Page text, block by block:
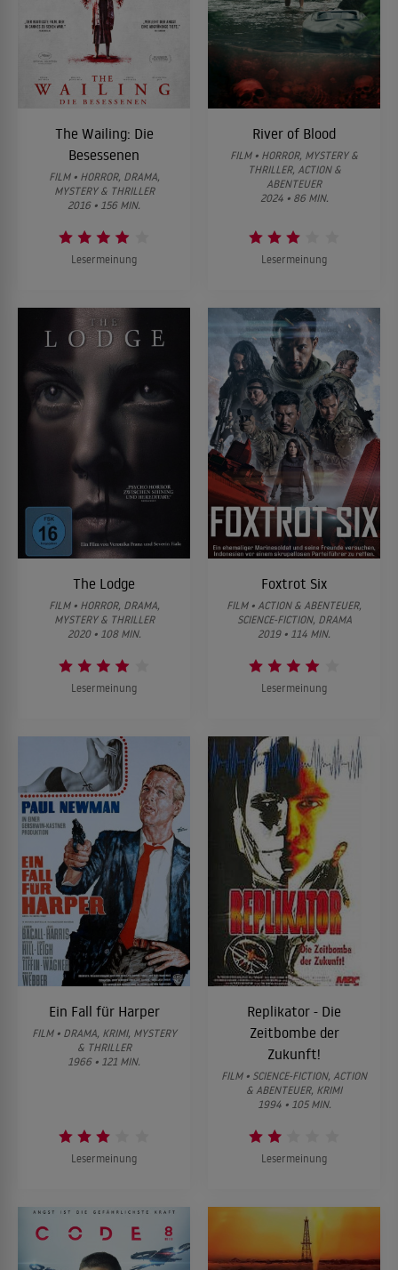
The Wailing: Die
Besessenen
FILM • HORROR, DRAMA,
MYSTERY & THRILLER
2016 • 156 MIN.
Lesermeinung
River of Blood
FILM • HORROR, MYSTERY &
THRILLER, ACTION &
ABENTEUER
2024 • 86 MIN.
Lesermeinung
The Lodge
FILM • HORROR, DRAMA,
MYSTERY & THRILLER
2020 • 108 MIN.
Lesermeinung
Foxtrot Six
FILM • ACTION & ABENTEUER,
SCIENCE-FICTION, DRAMA
2019 • 114 MIN.
Lesermeinung
Ein Fall für Harper
FILM • DRAMA, KRIMI, MYSTERY
& THRILLER
1966 • 121 MIN.
Lesermeinung
Replikator - Die
Zeitbombe der
Zukunft!
FILM • SCIENCE-FICTION, ACTION
& ABENTEUER, KRIMI
1994 • 105 MIN.
Lesermeinung